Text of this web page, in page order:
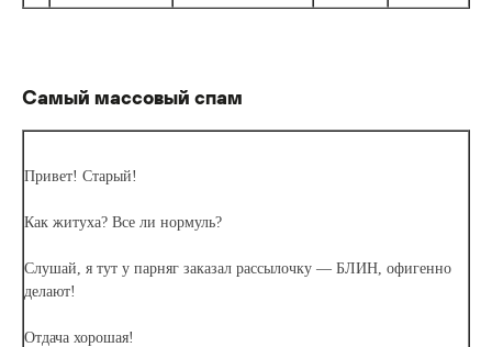
Самый массовый спам
Привет! Старый!
Как житуха? Все ли нормуль?
Слушай, я тут у парняг заказал рассылочку — БЛИН, офигенно
делают!
Отдача хорошая!